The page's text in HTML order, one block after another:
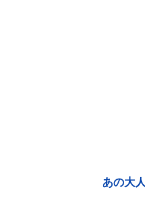
あの大